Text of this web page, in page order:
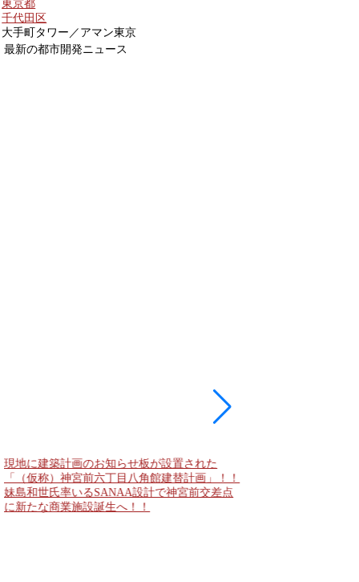
東京都
千代田区
大手町タワー／アマン東京
最新の都市開発ニュース
現地に建築計画のお知らせ板が設置された
「（仮称）神宮前六丁目八角館建替計画」！！
妹島和世氏率いるSANAA設計で神宮前交差点
に新たな商業施設誕生へ！！